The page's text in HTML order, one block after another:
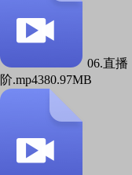
06.直
阶.mp4380.97MB